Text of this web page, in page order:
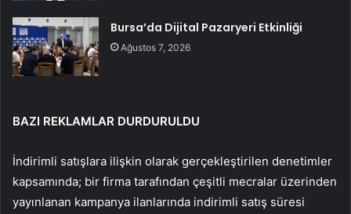
Bursa’da Dijital Pazaryeri Etkinliği
Ağustos 7, 2026
BAZI REKLAMLAR DURDURULDU
İndirimli satışlara ilişkin olarak gerçekleştirilen denetimler
kapsamında; bir firma tarafından çeşitli mecralar üzerinden
yayınlanan kampanya ilanlarında indirimli satış süresi